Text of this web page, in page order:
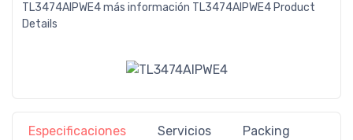
TL3474AIPWE4 más información TL3474AIPWE4 Product
Details
Especificaciones Servicios Packing